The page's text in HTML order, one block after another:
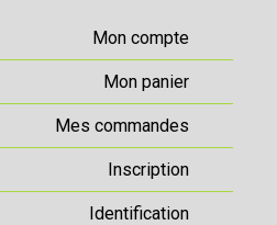
Mon compte
Mon panier
Mes commandes
Inscription
Identification